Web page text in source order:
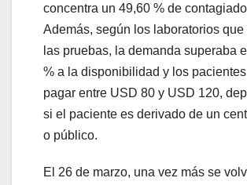
concentra un 49,60 % de
Además, según los laboratorios que
las pruebas, la demanda superaba
% a la disponibilidad y los
pagar entre USD 80 y USD 120,
si el paciente es derivado de un
o público.
El 26 de marzo, una vez más se